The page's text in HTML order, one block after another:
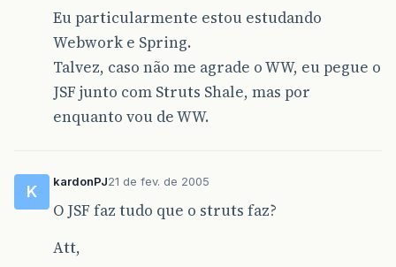
Eu particularmente estou estudando
Webwork e Spring.
Talvez, caso não me agrade o WW, eu pegue o
JSF junto com Struts Shale, mas por
enquanto vou de WW.
K
kardonPJ21 de fev. de 2005
O JSF faz tudo que o struts faz?
Att,